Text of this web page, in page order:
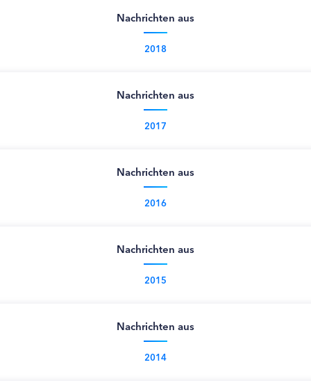
Nachrichten aus
2018
Nachrichten aus
2017
Nachrichten aus
2016
Nachrichten aus
2015
Nachrichten aus
2014